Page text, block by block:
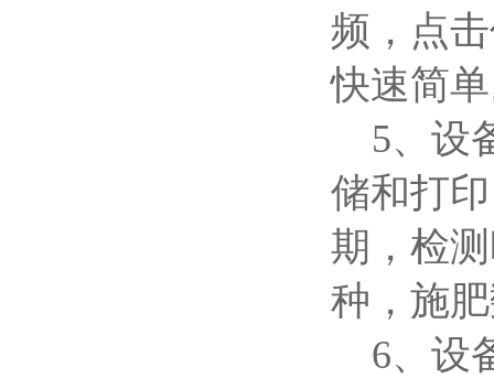
频，点
快速简
5、设
储和打
期，检
种，施
6、设